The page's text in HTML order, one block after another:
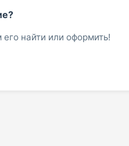
найти или оформить!